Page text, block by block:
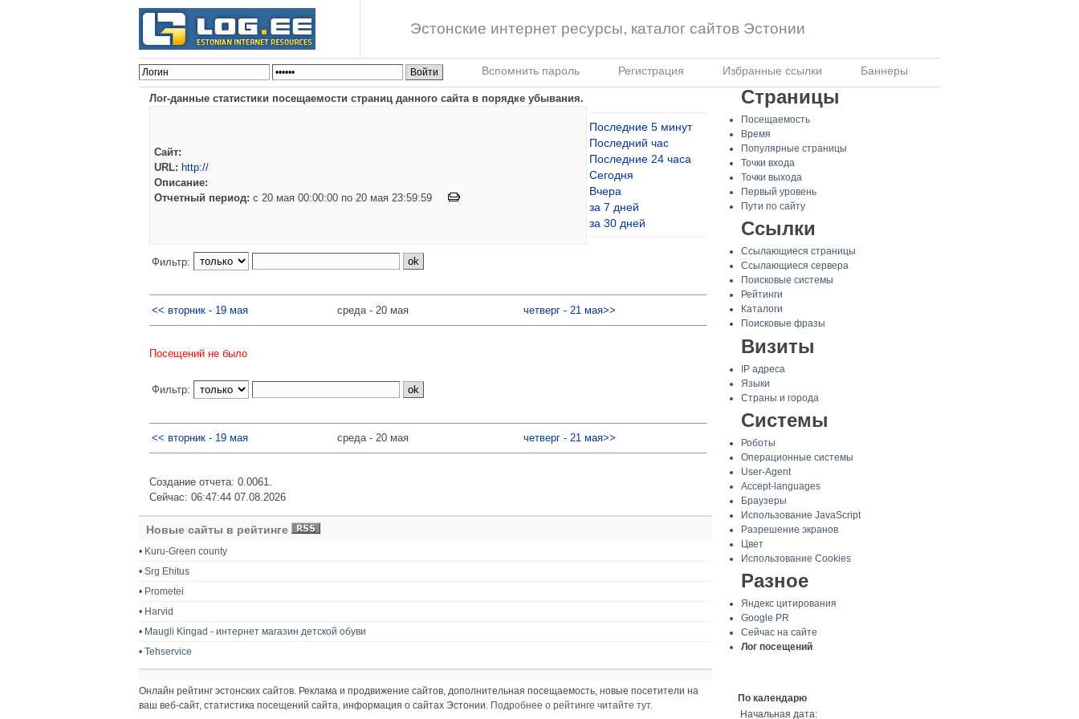
Эстонские интернет ресурсы, каталог сайтов Эстонии
Вспомнить пароль Регистрация Избранные ссылки Баннеры
Лог-данные статистики посещаемости страниц данного сайта в порядке убывания.
Сайт:
URL: http://
Описание:
Отчетный период: c 20 мая 00:00:00 по 20 мая 23:59:59
Последние 5 минут
Последний час
Последние 24 часа
Сегодня
Вчера
за 7 дней
за 30 дней
Фильтр:
<< вторник - 19 мая среда - 20 мая четверг - 21 мая>>
Посещений не было
Фильтр:
<< вторник - 19 мая среда - 20 мая четверг - 21 мая>>
Создание отчета: 0.0061.
Сейчас: 06:47:44 07.08.2026
Новые сайты в рейтинге
• Kuru-Green county
• Srg Ehitus
• Prometei
• Harvid
• Maugli Kingad - интернет магазин детской обуви
• Tehservice
Онлайн рейтинг эстонских сайтов. Реклама и продвижение сайтов, дополнительная посещаемость, новые посетители на
ваш веб-сайт, статистика посещений сайта, информация о сайтах Эстонии. Подробнее о рейтинге читайте тут.
Страницы
Посещаемость
Время
Популярные страницы
Точки входа
Точки выхода
Первый уровень
Пути по сайту
Ссылки
Ссылающиеся страницы
Ссылающиеся сервера
Поисковые системы
Рейтинги
Каталоги
Поисковые фразы
Визиты
IP адреса
Языки
Страны и города
Системы
Роботы
Операционные системы
User-Agent
Accept-languages
Браузеры
Использование JavaScript
Разрешение экранов
Цвет
Использование Cookies
Разное
Яндекс цитирования
Google PR
Сейчас на сайте
Лог посещений
По календарю
Начальная дата: